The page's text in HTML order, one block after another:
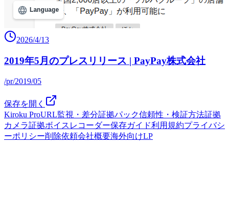
2026/4/13
2019年5月のプレスリリース | PayPay株式会社
/pr/2019/05
保存を開く
Kiroku ProURL監視・差分証拠パック信頼性・検証方法証拠
カメラ証拠ボイスレコーダー保存ガイド利用規約プライバシ
ーポリシー削除依頼会社概要海外向けLP